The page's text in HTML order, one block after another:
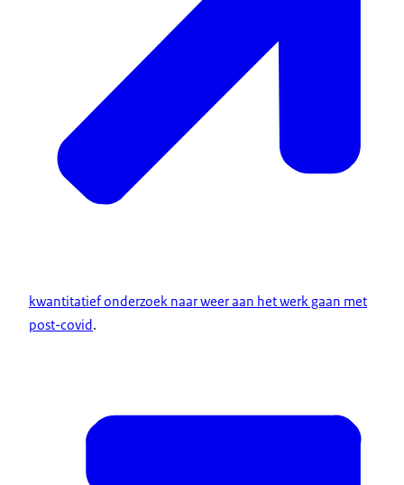
kwantitatief onderzoek naar weer aan het werk gaan met
post-covid.